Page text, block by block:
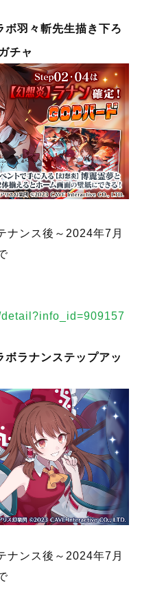
ボ羽々斬先生描き下ろ
チャ
ナンス後～2024年7月
ボラナンステップアッ
ナンス後～2024年7月